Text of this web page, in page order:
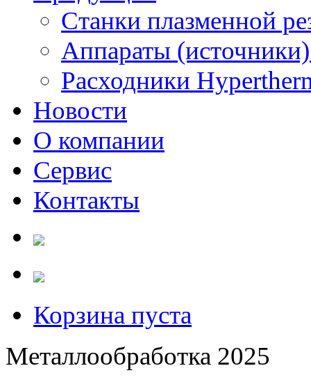
Станки плазменной
Аппараты
Расходники
Новости
О компании
Сервис
Контакты
Корзина пуста
Металлообработка 2025